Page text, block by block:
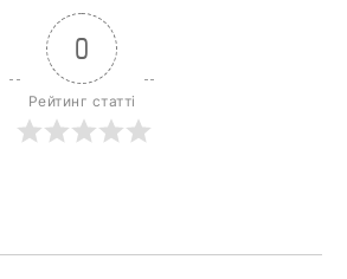
0
Рейтинг статті